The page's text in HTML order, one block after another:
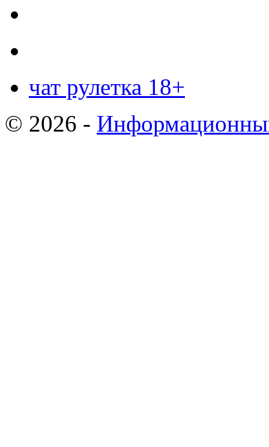
чат рулетка 18+
© 2026 -